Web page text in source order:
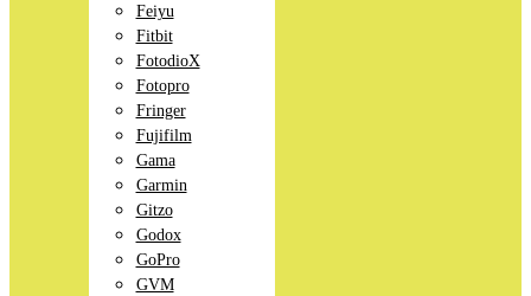
Feiyu
Fitbit
FotodioX
Fotopro
Fringer
Fujifilm
Gama
Garmin
Gitzo
Godox
GoPro
GVM